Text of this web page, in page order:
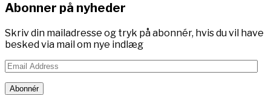
Abonner på nyheder
Skriv din mailadresse og tryk på abonnér, hvis du vil have
besked via mail om nye indlæg
Email
Abonnér